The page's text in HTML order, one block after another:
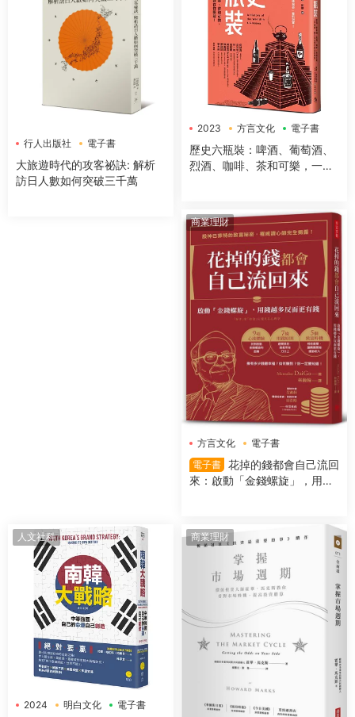
行人出版社 電子書
大旅遊時代的攻客祕訣: 解析
訪日人數如何突破三千萬
2023 方言文化 電子書
歷史六瓶裝：啤酒、葡萄酒、
烈酒、咖啡、茶和可樂，一字
商業理財
方言文化
電子書
電子書 花掉的錢都會自己流回
來：啟動「金錢螺旋」，用錢
人文社科
2024 明白文化 電子書
商業理財